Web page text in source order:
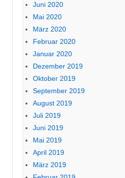
Juni 2020
Mai 2020
März 2020
Februar 2020
Januar 2020
Dezember 2019
Oktober 2019
September 2019
August 2019
Juli 2019
Juni 2019
Mai 2019
April 2019
März 2019